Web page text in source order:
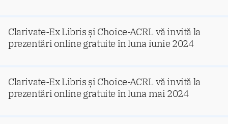
Clarivate-Ex Libris și Choice-ACRL vă invită la
prezentări online gratuite în luna iunie 2024
Clarivate-Ex Libris și Choice-ACRL vă invită la
prezentări online gratuite în luna mai 2024